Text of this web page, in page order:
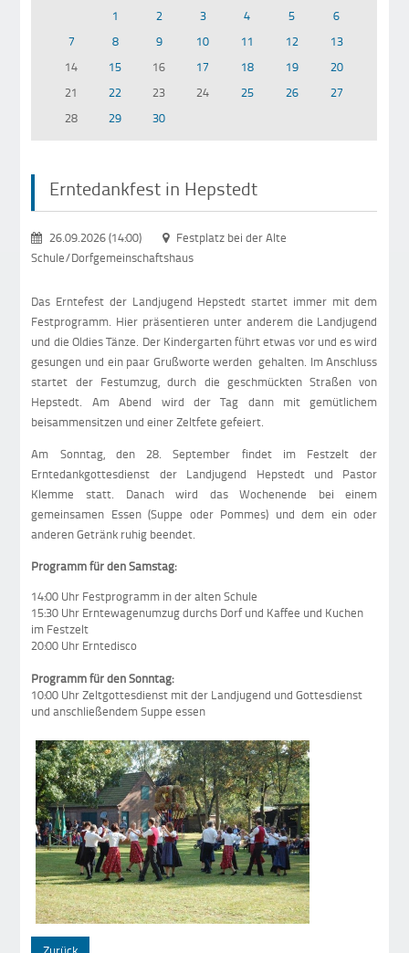
1 2 3 4 5
6
7
8 9 10 11 12
13
14
15 16 17 18 19
20
21
22 23 24 25 26
27
28
29 30
Erntedankfest in Hepstedt
26.09.2026 (14:00)
Festplatz bei der Alte
Schule/Dorfgemeinschaftshaus
Das Erntefest der Landjugend Hepstedt startet immer mit dem
Festprogramm. Hier präsentieren unter anderem die Landjugend
und die Oldies Tänze. Der Kindergarten führt etwas vor und es wird
gesungen und ein paar Grußworte werden gehalten. Im Anschluss
startet der Festumzug, durch die geschmückten Straßen von
Hepstedt. Am Abend wird der Tag dann mit gemütlichem
beisammensitzen und einer Zeltfete gefeiert.
Am Sonntag, den 28. September findet im Festzelt der
Erntedankgottesdienst der Landjugend Hepstedt und Pastor
Klemme statt. Danach wird das Wochenende bei einem
gemeinsamen Essen (Suppe oder Pommes) und dem ein oder
anderen Getränk ruhig beendet.
Programm für den Samstag:
14:00 Uhr Festprogramm in der alten Schule
15:30 Uhr Erntewagenumzug durchs Dorf und Kaffee und Kuchen
im Festzelt
20:00 Uhr Erntedisco
Programm für den Sonntag:
10:00 Uhr Zeltgottesdienst mit der Landjugend und Gottesdienst
und anschließendem Suppe essen